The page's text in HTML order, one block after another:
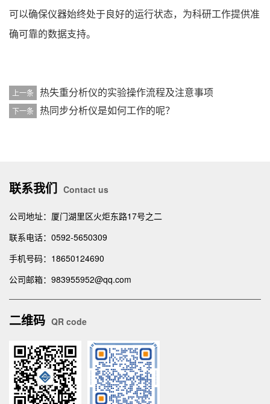
可以确保仪器始终处于良好的运行状态，为科研工作提供准
确可靠的数据支持。
上一条 热失重分析仪的实验操作流程及注意事项
下一条 热同步分析仪是如何工作的呢？
联系我们 Contact us
公司地址：厦门湖里区火炬东路17号之二
联系电话：0592-5650309
手机号码：18650124690
公司邮箱：983955952@qq.com
二维码 QR code